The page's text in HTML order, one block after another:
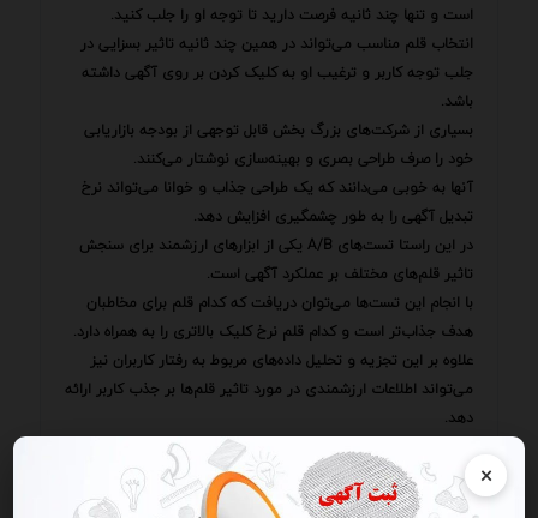
×
است و تنها چند ثانیه فرصت دارید تا توجه او را جلب کنید.
انتخاب قلم مناسب می‌تواند در همین چند ثانیه تاثیر بسزایی در
جلب توجه کاربر و ترغیب او به کلیک کردن بر روی آگهی داشته
باشد.
بسیاری از شرکت‌های بزرگ بخش قابل توجهی از بودجه بازاریابی
خود را صرف طراحی بصری و بهینه‌سازی نوشتار می‌کنند.
آنها به خوبی می‌دانند که یک طراحی جذاب و خوانا می‌تواند نرخ
تبدیل آگهی را به طور چشمگیری افزایش دهد.
در این راستا تست‌های A/B یکی از ابزارهای ارزشمند برای سنجش
تاثیر قلم‌های مختلف بر عملکرد آگهی است.
با انجام این تست‌ها می‌توان دریافت که کدام قلم برای مخاطبان
هدف جذاب‌تر است و کدام قلم نرخ کلیک بالاتری را به همراه دارد.
علاوه بر این تجزیه و تحلیل داده‌های مربوط به رفتار کاربران نیز
می‌تواند اطلاعات ارزشمندی در مورد تاثیر قلم‌ها بر جذب کاربر ارائه
دهد.
با بررسی اینکه کاربران چگونه با آگهی‌های مختلف تعامل می‌کنند
می‌توان الگوهایی را شناسایی کرد که نشان می‌دهند کدام قلم‌ها
برای چه نوع مخاطبانی جذاب‌تر هستند.